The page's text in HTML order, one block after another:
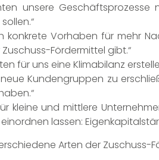
unsere
konkrete Vorhaben für mehr
Fördermittel gibt.“
für uns eine Klimabilanz
Kundengruppen zu
kleine und mittlere
lassen:
Arten der Zuschuss-